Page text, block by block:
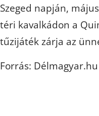
Szeged napján,
téri kavalkádon a
tűzijáték zárja az
Forrás: Délmagyar.hu